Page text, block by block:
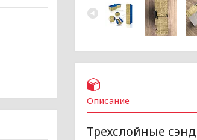
Описание
Трехслойные